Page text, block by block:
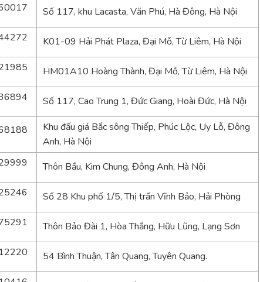
Số 117, khu Lacasta, Văn Phú, Hà Đông, Hà Nội
K01-09 Hải Phát Plaza, Đại Mỗ, Từ Liêm, Hà Nội
HM01A10 Hoàng Thành, Đại Mỗ, Từ Liêm, Hà Nội
Số 117, Cao Trung 1, Đức Giang, Hoài Đức, Hà Nội
Khu đấu giá Bắc sông Thiếp, Phúc Lộc, Uy Lỗ, Đông
Anh, Hà Nội
Thôn Bầu, Kim Chung, Đông Anh, Hà Nội
Số 28 Khu phố 1/5, Thị trấn Vĩnh Bảo, Hải Phòng
Thôn Bảo Đài 1, Hòa Thắng, Hữu Lũng, Lạng Sơn
54 Bình Thuận, Tân Quang, Tuyên Quang.